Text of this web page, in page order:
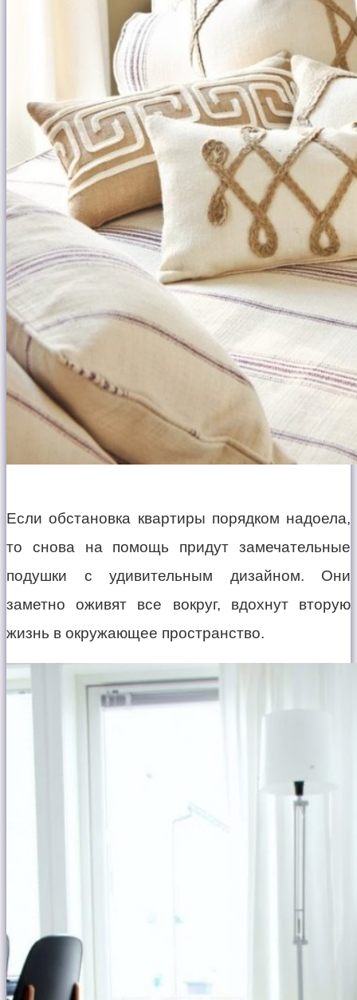
Если обстановка квартиры порядком надоела,
то снова на помощь придут замечательные
подушки с удивительным дизайном. Они
заметно оживят все вокруг, вдохнут вторую
жизнь в окружающее пространство.